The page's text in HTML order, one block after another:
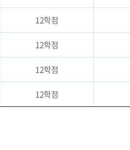
12학점
12학점
12학점
12학점